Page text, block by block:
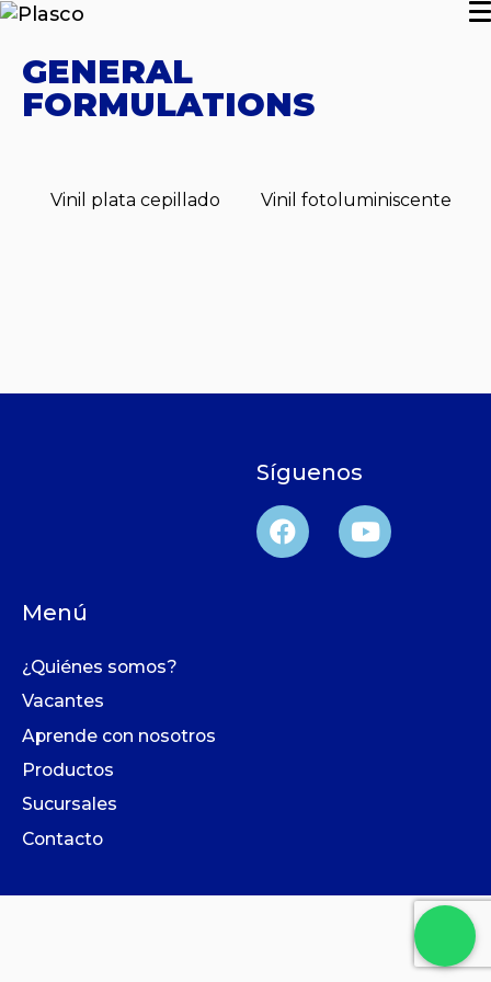
GENERAL
FORMULATIONS
Vinil plata cepillado Vinil fotoluminiscente
Síguenos
Menú
¿Quiénes somos?
Vacantes
Aprende con nosotros​
Productos
Sucursales
Contacto